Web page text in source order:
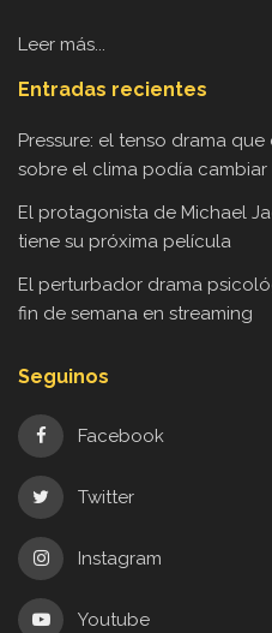
Leer más...
Entradas recientes
Pressure: el tenso drama
sobre el clima podía cambiar
El protagonista de Michael
tiene su próxima película
El perturbador drama
fin de semana en streaming
Seguinos
Facebook
Twitter
Instagram
Youtube